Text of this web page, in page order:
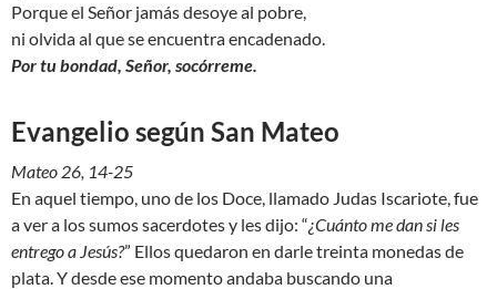
Porque el Señor jamás desoye al pobre,
ni olvida al que se encuentra encadenado.
Por tu bondad, Señor, socórreme.
Evangelio según San Mateo
Mateo 26, 14-25
En aquel tiempo, uno de los Doce, llamado Judas Iscariote, fue
a ver a los sumos sacerdotes y les dijo: “¿Cuánto me dan si les
entrego a Jesús?” Ellos quedaron en darle treinta monedas de
plata. Y desde ese momento andaba buscando una